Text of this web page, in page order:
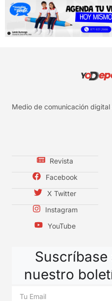
Medio de comunicación digital
Revista
Facebook
X Twitter
Instagram
YouTube
Suscríbase
nuestro